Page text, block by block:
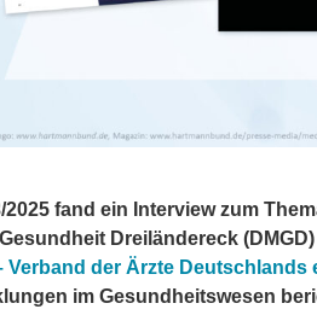
fand ein Interview zum
Dreiländereck
Verband der Ärzte Deutschlands
im Gesundheitswesen